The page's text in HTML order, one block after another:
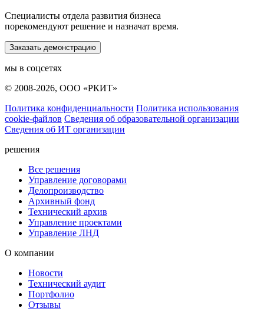
Специалисты отдела развития бизнеса
порекомендуют решение и назначат время.
Заказать демонстрацию
мы в соцсетях
© 2008-2026, ООО «РКИТ»
Политика конфиденциальности Политика использования
cookie-файлов Сведения об образовательной организации
Сведения об ИТ организации
решения
Все решения
Управление договорами
Делопроизводство
Архивный фонд
Технический архив
Управление проектами
Управление ЛНД
О компании
Новости
Технический аудит
Портфолио
Отзывы